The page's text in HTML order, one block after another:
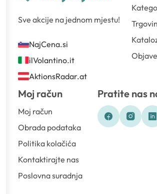
Sve akcije na jednom mjestu!
NajCena.si
ilVolantino.it
AktionsRadar.at
Objave
Moj račun
Moj račun
Obrada podataka
Politika kolačića
Kontaktirajte nas
Poslovna suradnja
Pratite nas